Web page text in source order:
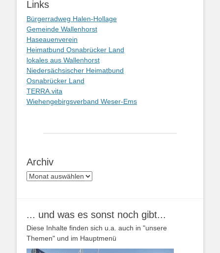
Links
Bürgerradweg Halen-Hollage
Gemeinde Wallenhorst
Haseauenverein
Heimatbund Osnabrücker Land
lokales aus Wallenhorst
Niedersächsischer Heimatbund
Osnabrücker Land
TERRA.vita
Wiehengebirgsverband Weser-Ems
Archiv
Archiv
... und was es sonst noch gibt...
Diese Inhalte finden sich u.a. auch in "unsere
Themen" und im Hauptmenü